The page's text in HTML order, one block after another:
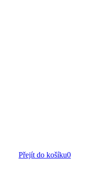
Přejít do košíku0